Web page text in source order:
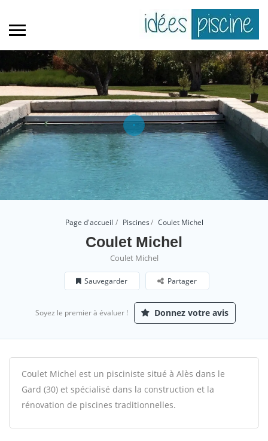
Page d'accueil Piscines Coulet Michel
Coulet Michel
Coulet Michel
Sauvegarder Partager
Soyez le premier à évaluer ! Donnez votre avis
Coulet Michel est un pisciniste situé à Alès dans le
Gard (30) et spécialisé dans la construction et la
rénovation de piscines traditionnelles.